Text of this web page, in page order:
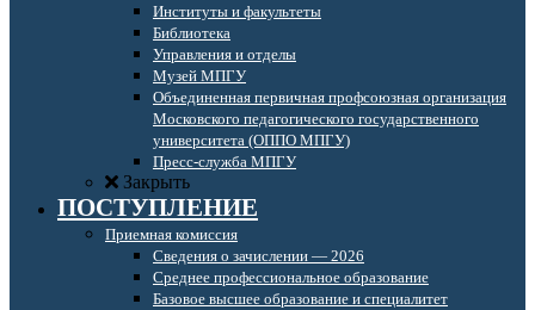
Институты и факультеты
Библиотека
Управления и отделы
Музей МПГУ
Объединенная первичная профсоюзная организация
Московского педагогического государственного
университета (ОППО МПГУ)
Пресс-служба МПГУ
Закрыть
ПОСТУПЛЕНИЕ
Приемная комиссия
Сведения о зачислении — 2026
Среднее профессиональное образование
Базовое высшее образование и специалитет